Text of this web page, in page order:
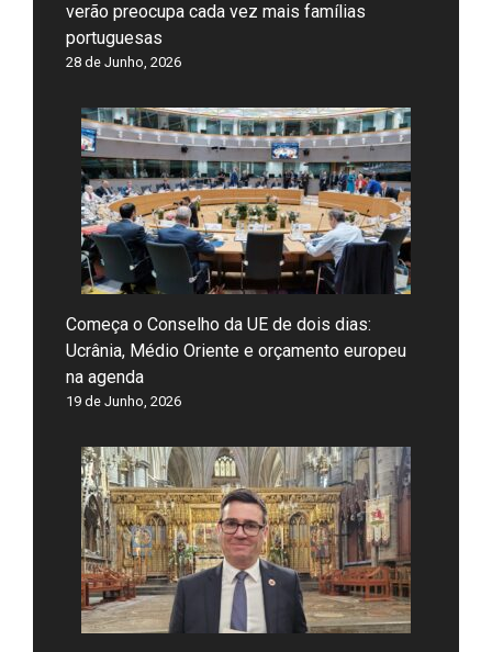
verão preocupa cada vez mais famílias
portuguesas
28 de Junho, 2026
Começa o Conselho da UE de dois dias:
Ucrânia, Médio Oriente e orçamento europeu
na agenda
19 de Junho, 2026